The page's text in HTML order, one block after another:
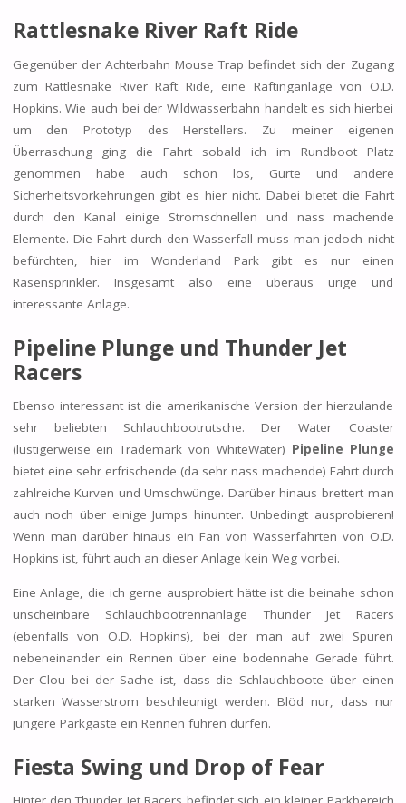
Rattlesnake River Raft Ride
Gegenüber der Achterbahn Mouse Trap befindet sich der Zugang
zum Rattlesnake River Raft Ride, eine Raftinganlage von O.D.
Hopkins. Wie auch bei der Wildwasserbahn handelt es sich hierbei
um den Prototyp des Herstellers. Zu meiner eigenen
Überraschung ging die Fahrt sobald ich im Rundboot Platz
genommen habe auch schon los, Gurte und andere
Sicherheitsvorkehrungen gibt es hier nicht. Dabei bietet die Fahrt
durch den Kanal einige Stromschnellen und nass machende
Elemente. Die Fahrt durch den Wasserfall muss man jedoch nicht
befürchten, hier im Wonderland Park gibt es nur einen
Rasensprinkler. Insgesamt also eine überaus urige und
interessante Anlage.
Pipeline Plunge und Thunder Jet
Racers
Ebenso interessant ist die amerikanische Version der hierzulande
sehr beliebten Schlauchbootrutsche. Der Water Coaster
(lustigerweise ein Trademark von WhiteWater) Pipeline Plunge
bietet eine sehr erfrischende (da sehr nass machende) Fahrt durch
zahlreiche Kurven und Umschwünge. Darüber hinaus brettert man
auch noch über einige Jumps hinunter. Unbedingt ausprobieren!
Wenn man darüber hinaus ein Fan von Wasserfahrten von O.D.
Hopkins ist, führt auch an dieser Anlage kein Weg vorbei.
Eine Anlage, die ich gerne ausprobiert hätte ist die beinahe schon
unscheinbare Schlauchbootrennanlage Thunder Jet Racers
(ebenfalls von O.D. Hopkins), bei der man auf zwei Spuren
nebeneinander ein Rennen über eine bodennahe Gerade führt.
Der Clou bei der Sache ist, dass die Schlauchboote über einen
starken Wasserstrom beschleunigt werden. Blöd nur, dass nur
jüngere Parkgäste ein Rennen führen dürfen.
Fiesta Swing und Drop of Fear